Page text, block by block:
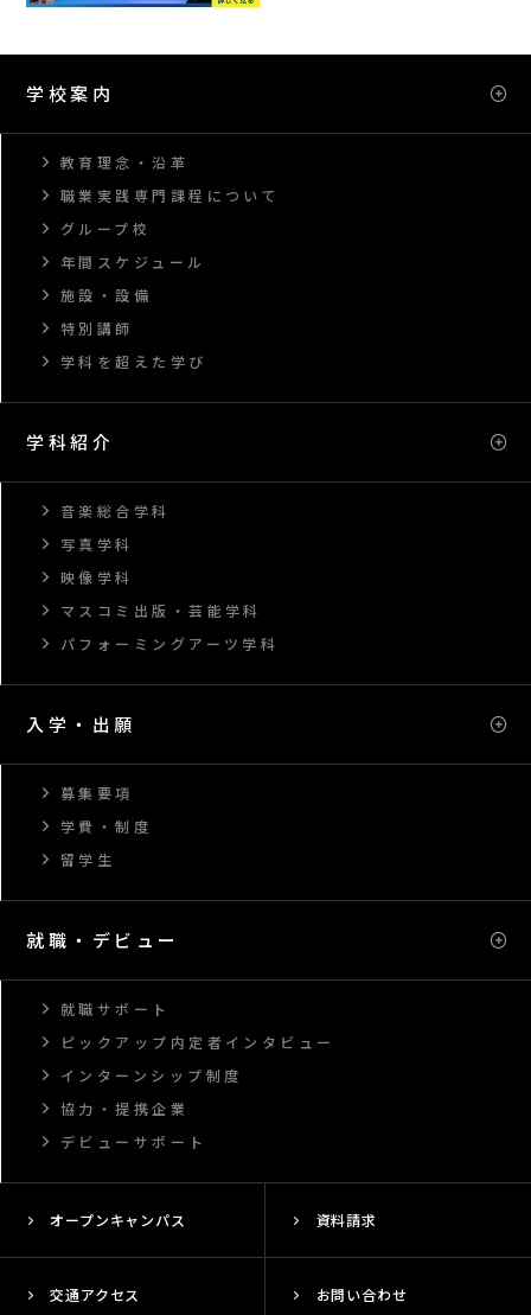
学校案内
教育理念・沿革
職業実践専門課程について
グループ校
年間スケジュール
施設・設備
特別講師
学科を超えた学び
学科紹介
音楽総合学科
写真学科
映像学科
マスコミ出版・芸能学科
パフォーミングアーツ学科
入学・出願
募集要項
学費・制度
留学生
就職・デビュー
就職サポート
ピックアップ内定者インタビュー
インターンシップ制度
協力・提携企業
デビューサポート
オープンキャンパス 資料請求
交通アクセス お問い合わせ